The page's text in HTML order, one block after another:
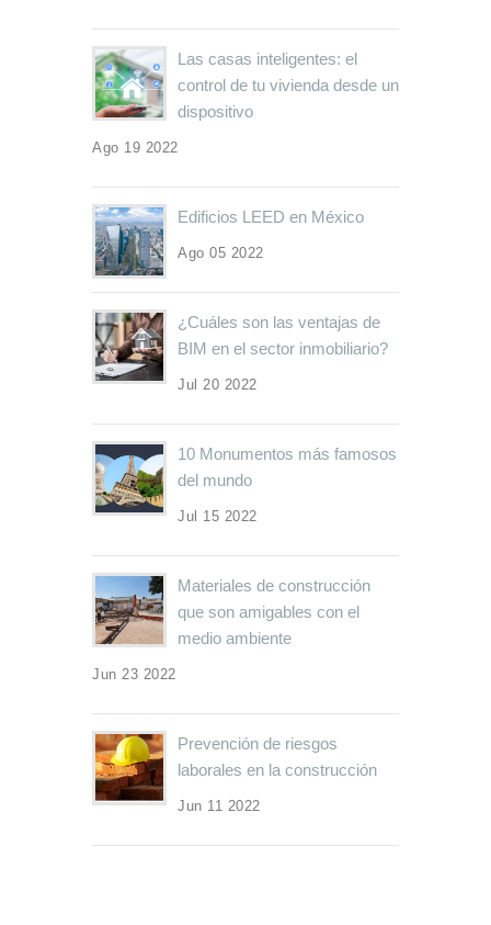
Las casas inteligentes: el
control de tu vivienda desde un
dispositivo
Ago 19 2022
Edificios LEED en México
Ago 05 2022
¿Cuáles son las ventajas de
BIM en el sector inmobiliario?
Jul 20 2022
10 Monumentos más famosos
del mundo
Jul 15 2022
Materiales de construcción
que son amigables con el
medio ambiente
Jun 23 2022
Prevención de riesgos
laborales en la construcción
Jun 11 2022